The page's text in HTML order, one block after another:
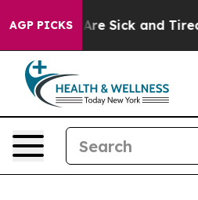
AGP PICKSAre Sick and Tired